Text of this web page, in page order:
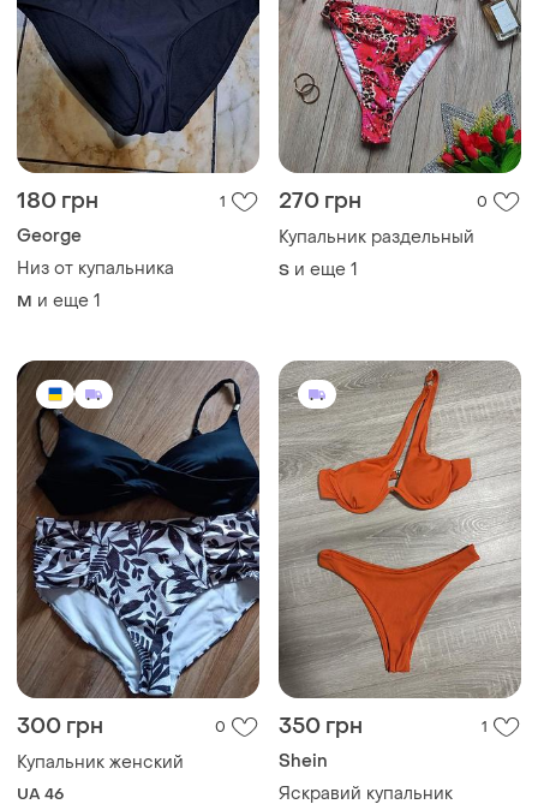
180 грн 1
George
Низ от купальника
M и еще 1
270 грн 0
Купальник раздельный
S и еще 1
300 грн 0
Купальник женский
UA 46
350 грн 1
Shein
Яскравий купальник
S